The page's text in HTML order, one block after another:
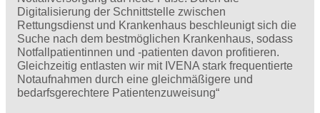
Digitalisierung der Schnittstelle zwischen
Rettungsdienst und Krankenhaus beschleunigt sich die
Suche nach dem bestmöglichen Krankenhaus, sodass
Notfallpatientinnen und -patienten davon profitieren.
Gleichzeitig entlasten wir mit IVENA stark frequentierte
Notaufnahmen durch eine gleichmäßigere und
bedarfsgerechtere Patientenzuweisung“